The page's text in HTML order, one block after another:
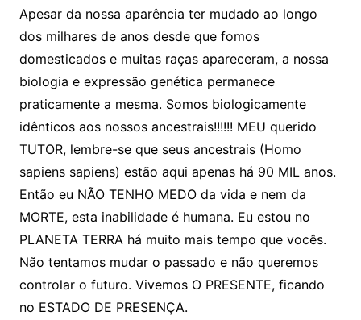
Apesar da nossa aparência ter mudado ao longo
dos milhares de anos desde que fomos
domesticados e muitas raças apareceram, a nossa
biologia e expressão genética permanece
praticamente a mesma. Somos biologicamente
idênticos aos nossos ancestrais!!!!!! MEU querido
TUTOR, lembre-se que seus ancestrais (Homo
sapiens sapiens) estão aqui apenas há 90 MIL anos.
Então eu NÃO TENHO MEDO da vida e nem da
MORTE, esta inabilidade é humana. Eu estou no
PLANETA TERRA há muito mais tempo que vocês.
Não tentamos mudar o passado e não queremos
controlar o futuro. Vivemos O PRESENTE, ficando
no ESTADO DE PRESENÇA.